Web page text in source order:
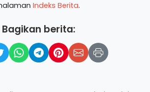
Indeks Berita.
Bagikan berita: